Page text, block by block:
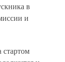
в
и
стартом